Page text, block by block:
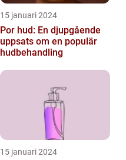
15 januari 2024
Por hud: En djupgående
uppsats om en populär
hudbehandling
15 januari 2024